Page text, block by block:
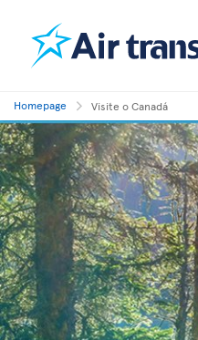
Homepage Visite o Canadá